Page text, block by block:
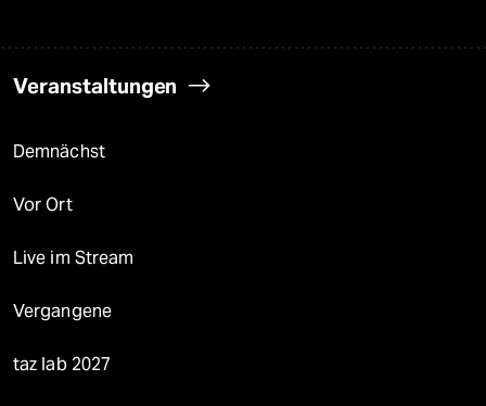
Veranstaltungen
Demnächst
Vor Ort
Live im Stream
Vergangene
taz lab 2027